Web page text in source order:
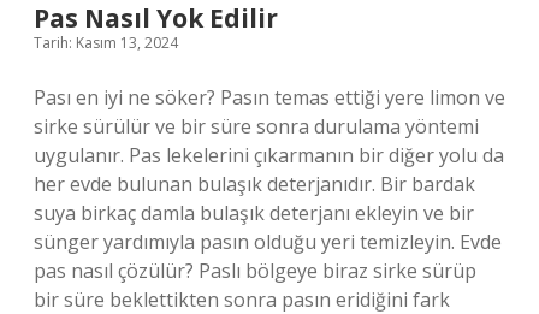
Pas Nasıl Yok Edilir
Tarih: Kasım 13, 2024
Pası en iyi ne söker? Pasın temas ettiği yere limon ve
sirke sürülür ve bir süre sonra durulama yöntemi
uygulanır. Pas lekelerini çıkarmanın bir diğer yolu da
her evde bulunan bulaşık deterjanıdır. Bir bardak
suya birkaç damla bulaşık deterjanı ekleyin ve bir
sünger yardımıyla pasın olduğu yeri temizleyin. Evde
pas nasıl çözülür? Paslı bölgeye biraz sirke sürüp
bir süre beklettikten sonra pasın eridiğini fark